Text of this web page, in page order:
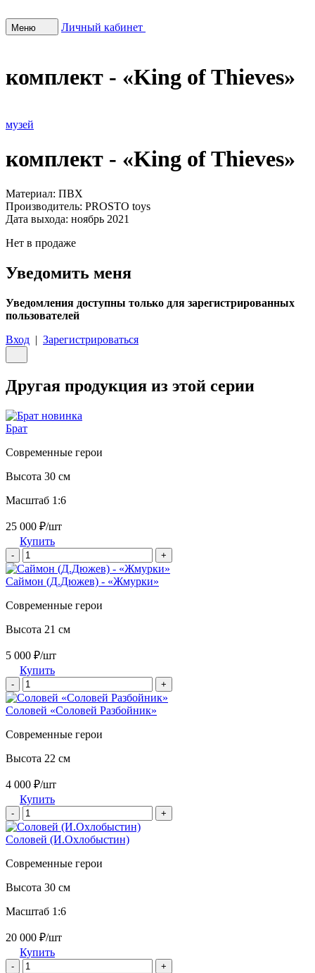
Меню Личный кабинет
комплект - «King of Thieves»
музей
комплект - «King of Thieves»
Материал: ПВХ
Производитель: PROSTO toys
Дата выхода: ноябрь 2021
Нет в продаже
Уведомить меня
Уведомления доступны только для зарегистрированных
пользователей
Вход | Зарегистрироваться
Другая продукция из этой серии
новинка
Брат
Современные герои
Высота 30 см
Масштаб 1:6
25 000 ₽/шт
Купить
- +
Саймон (Д.Дюжев) - «Жмурки»
Современные герои
Высота 21 см
5 000 ₽/шт
Купить
- +
Соловей «Соловей Разбойник»
Современные герои
Высота 22 см
4 000 ₽/шт
Купить
- +
Соловей (И.Охлобыстин)
Современные герои
Высота 30 см
Масштаб 1:6
20 000 ₽/шт
Купить
- +